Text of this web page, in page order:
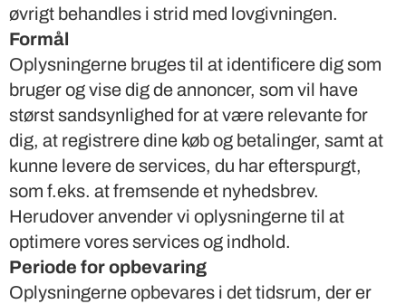
øvrigt behandles i strid med lovgivningen.
Formål
Oplysningerne bruges til at identificere dig som
bruger og vise dig de annoncer, som vil have
størst sandsynlighed for at være relevante for
dig, at registrere dine køb og betalinger, samt at
kunne levere de services, du har efterspurgt,
som f.eks. at fremsende et nyhedsbrev.
Herudover anvender vi oplysningerne til at
optimere vores services og indhold.
Periode for opbevaring
Oplysningerne opbevares i det tidsrum, der er